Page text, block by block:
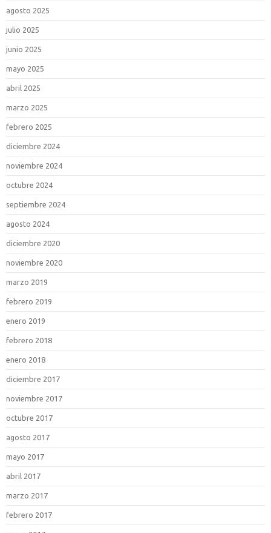
agosto 2025
julio 2025
junio 2025
mayo 2025
abril 2025
marzo 2025
febrero 2025
diciembre 2024
noviembre 2024
octubre 2024
septiembre 2024
agosto 2024
diciembre 2020
noviembre 2020
marzo 2019
febrero 2019
enero 2019
febrero 2018
enero 2018
diciembre 2017
noviembre 2017
octubre 2017
agosto 2017
mayo 2017
abril 2017
marzo 2017
febrero 2017